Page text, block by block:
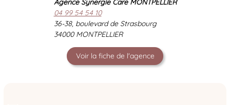
Agence Synergie Care MONTPELLIER
04 99 54 54 10
36-38, boulevard de Strasbourg
34000 MONTPELLIER
Voir la fiche de l'agence